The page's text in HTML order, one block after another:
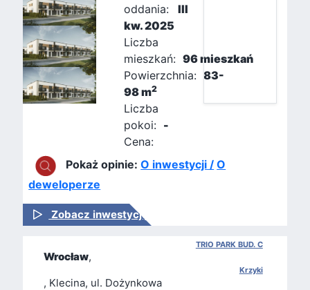
oddania:
III
kw. 2025
Liczba
mieszkań: 96 mieszkań
Powierzchnia: 83-
98 m2
Liczba
pokoi: -
Cena:
Pokaż opinie:O inwestycji / O
deweloperze
Zobacz inwestycję
TRIO PARK BUD. C
Wrocław,
Krzyki
, Klecina, ul. Dożynkowa